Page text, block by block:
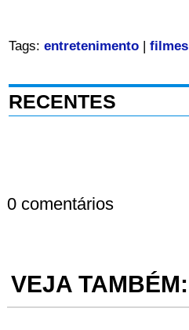
Tags: entretenimento| filmes
RECENTES
0 comentários
VEJA TAMBÉM: